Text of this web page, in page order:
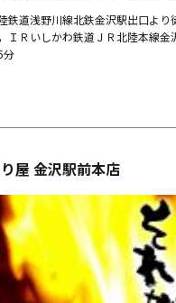
鉄道浅野川線北鉄金沢駅出口よ
ＩＲいしかわ鉄道ＪＲ北陸本線金
分
屋 金沢駅前本店